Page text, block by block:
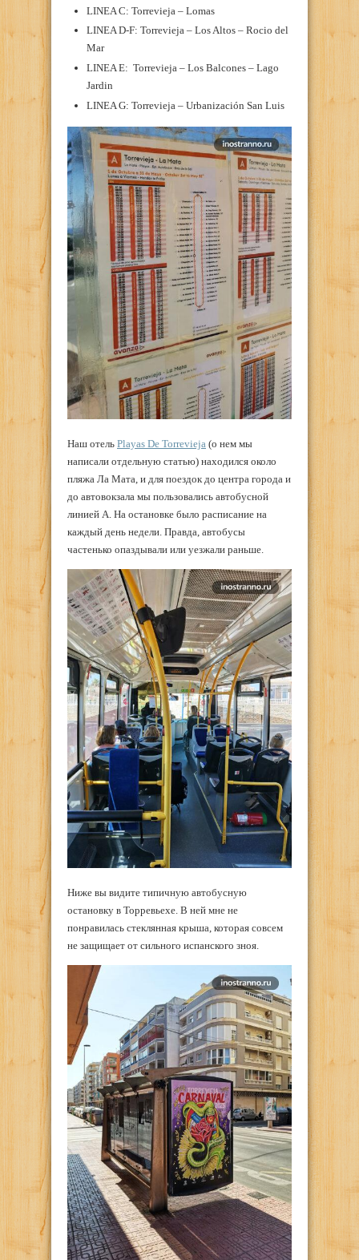
LINEA C: Torrevieja – Lomas
LINEA D-F: Torrevieja – Los Altos – Rocio del
Mar
LINEA E: Torrevieja – Los Balcones – Lago
Jardin
LINEA G: Torrevieja – Urbanización San Luis
Наш отель Playas De Torrevieja (о нем мы
написали отдельную статью) находился около
пляжа Ла Мата, и для поездок до центра города и
до автовокзала мы пользовались автобусной
линией A. На остановке было расписание на
каждый день недели. Правда, автобусы
частенько опаздывали или уезжали раньше.
Ниже вы видите типичную автобусную
остановку в Торревьехе. В ней мне не
понравилась стеклянная крыша, которая совсем
не защищает от сильного испанского зноя.